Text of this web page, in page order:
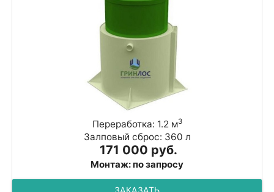
Переработка: 1.2 м3
Залповый сброс: 360 л
171 000 руб.
Монтаж: по запросу
ЗАКАЗАТЬ